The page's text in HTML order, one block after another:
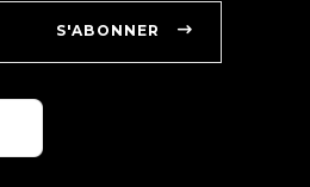
S'ABONNER